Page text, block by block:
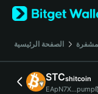
English
日本語
Русский
Español
Türkçe
الصفحة الرئيسية
STCshitcoin
EApN7X...pump